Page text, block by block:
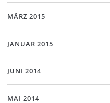
MÄRZ 2015
JANUAR 2015
JUNI 2014
MAI 2014